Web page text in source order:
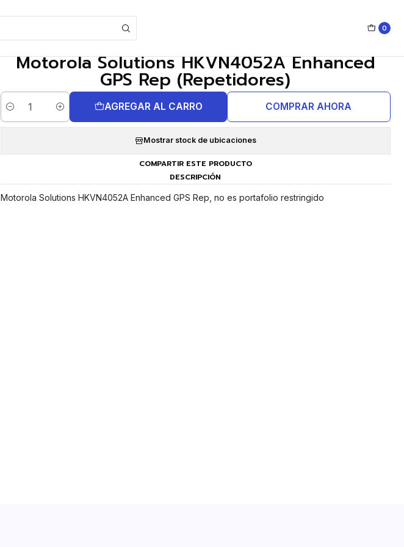
0
Motorola Solutions HKVN4052A Enhanced
GPS Rep (Repetidores)
Cantidad
AGREGAR AL CARRO COMPRAR AHORA
Mostrar stock de ubicaciones
COMPARTIR ESTE PRODUCTO
DESCRIPCIÓN
Motorola Solutions HKVN4052A Enhanced GPS Rep, no es portafolio restringido